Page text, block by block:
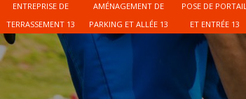
ENTREPRISE DE
TERRASSEMENT 13
AMÉNAGEMENT DE
PARKING ET ALLÉE 13
POSE DE
ET ENTRÉE 13